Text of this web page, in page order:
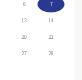
6 7
13 14
20 21
27 28